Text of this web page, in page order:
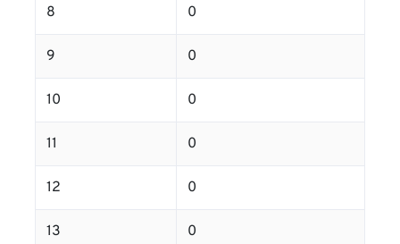
8 0
9 0
10 0
11 0
12 0
13 0